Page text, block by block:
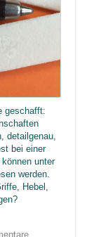
geschafft:
detailgenau,
bei einer
unter
werden.
Hebel,